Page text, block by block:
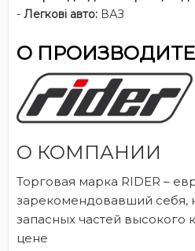
- Легкові авто: ВАЗ
О
О КОМПАНИИ
Торговая марка RIDER –
зарекомендовавший себя,
запасных частей высокого
цене